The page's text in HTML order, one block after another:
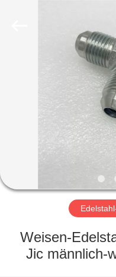
PRODUKTE
ÜBER
FABRIK-
AUSFLUG
Weisen-
Jic männlich-